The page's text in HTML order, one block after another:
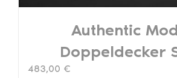
Authentic
Doppeldecker
483,00 €